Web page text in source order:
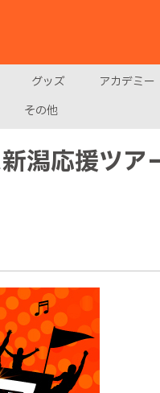
グッズ
アカデミー
その他
潟応援ツア